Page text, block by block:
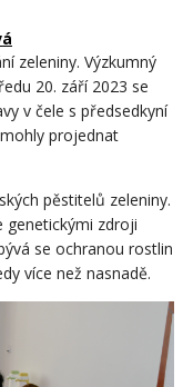
zeleniny. Výzkumný
20. září 2023 se
v čele s předsedkyní
projednat
pěstitelů zeleniny.
genetickými zdroji
se ochranou rostlin
více než nasnadě.